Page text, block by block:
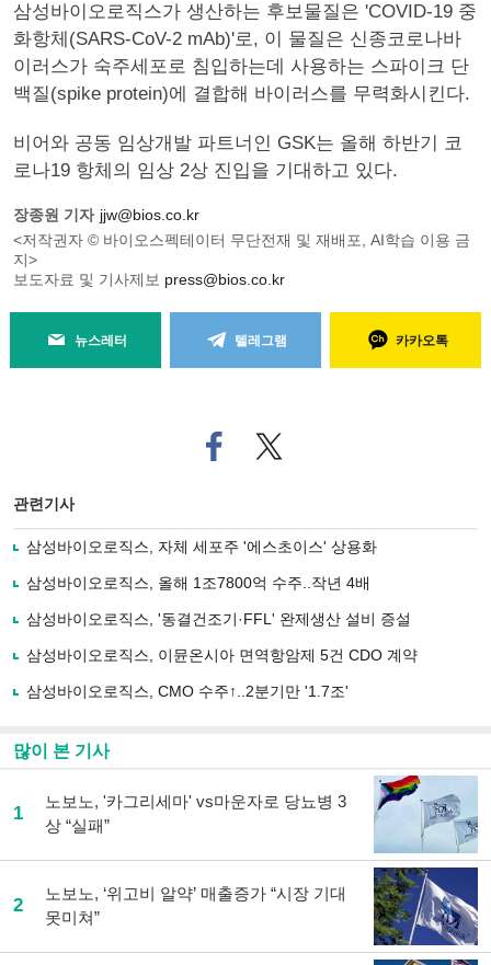
삼성바이오로직스가 생산하는 후보물질은 'COVID-19 중
화항체(SARS-CoV-2 mAb)'로, 이 물질은 신종코로나바
이러스가 숙주세포로 침입하는데 사용하는 스파이크 단
백질(spike protein)에 결합해 바이러스를 무력화시킨다.
비어와 공동 임상개발 파트너인 GSK는 올해 하반기 코
로나19 항체의 임상 2상 진입을 기대하고 있다.
장종원 기자 jjw@bios.co.kr
<저작권자 © 바이오스펙테이터 무단전재 및 재배포, AI학습 이용 금
지>
보도자료 및 기사제보 press@bios.co.kr
뉴스레터 텔레그램 카카오톡
페
이
로
기
사
유
기
트위
터로
관련기사
삼성바이오로직스, 자체 세포주 '에스초이스' 상용화
삼성바이오로직스, 올해 1조7800억 수주..작년 4배
삼성바이오로직스, '동결건조기·FFL' 완제생산 설비 증설
삼성바이오로직스, 이뮨온시아 면역항암제 5건 CDO 계약
삼성바이오로직스, CMO 수주↑..2분기만 '1.7조'
많이 본 기사
1
노보노, '카그리세마' vs마운자로 당뇨병 3
상 “실패”
2
노보노, ‘위고비 알약’ 매출증가 “시장 기대
못미쳐”